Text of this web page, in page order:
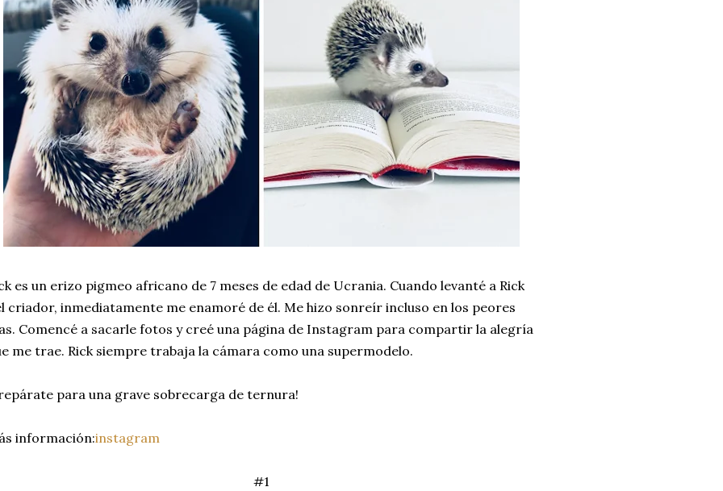
es un erizo pigmeo africano de 7 meses de edad de Ucrania. Cuando levanté a Rick
criador, inmediatamente me enamoré de él. Me hizo sonreír incluso en los peores
Comencé a sacarle fotos y creé una página de Instagram para compartir la alegría
me trae. Rick siempre trabaja la cámara como una supermodelo.
para una grave sobrecarga de ternura!
información:instagram
#1